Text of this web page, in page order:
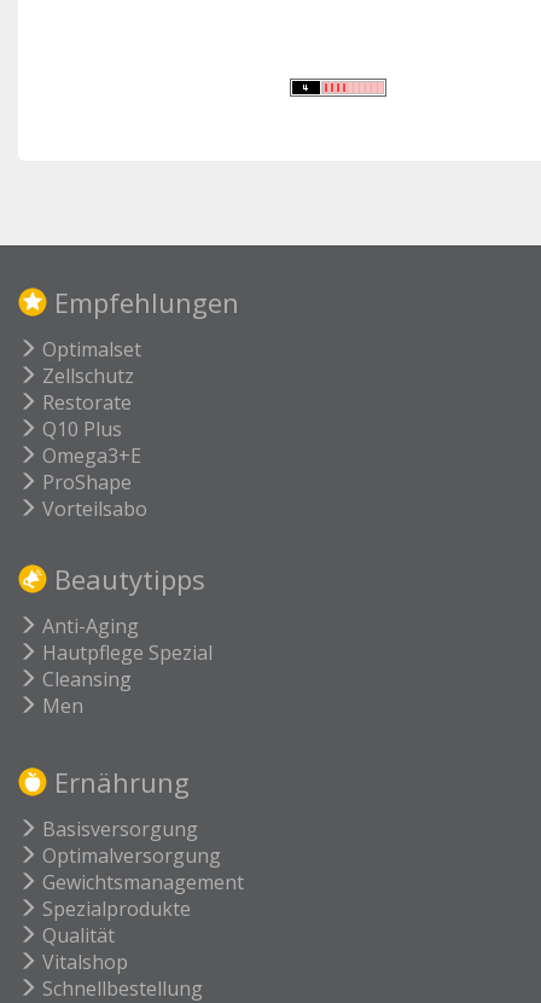
Empfehlungen
Optimalset
Zellschutz
Restorate
Q10 Plus
Omega3+E
ProShape
Vorteilsabo
Beautytipps
Anti-Aging
Hautpflege Spezial
Cleansing
Men
Ernährung
Basisversorgung
Optimalversorgung
Gewichtsmanagement
Spezialprodukte
Qualität
Vitalshop
Schnellbestellung